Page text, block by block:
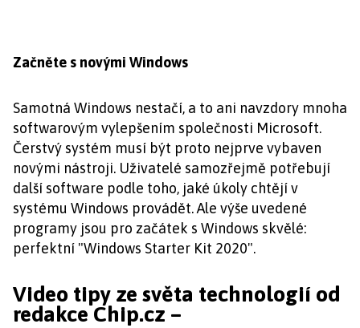
Začněte s novými Windows
Samotná Windows nestačí, a to ani navzdory mnoha
softwarovým vylepšením společnosti Microsoft.
Čerstvý systém musí být proto nejprve vybaven
novými nástroji. Uživatelé samozřejmě potřebují
další software podle toho, jaké úkoly chtějí v
systému Windows provádět. Ale výše uvedené
programy jsou pro začátek s Windows skvělé:
perfektní "Windows Starter Kit 2020".
Video tipy ze světa technologií od
redakce Chip.cz –